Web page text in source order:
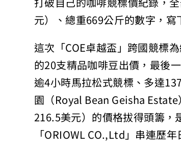
元）、總重669公斤的數字，
這次「COE卓越盃」跨國競標
的20支精品咖啡豆出價，最後
逾4小時馬拉松式競標、多達
園（Royal Bean Geisha
216.5美元）的價格拔得頭籌
「ORIOWL CO.,Ltd」串連歷